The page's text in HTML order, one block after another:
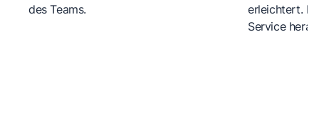
des Teams.
erleichtert.
Service